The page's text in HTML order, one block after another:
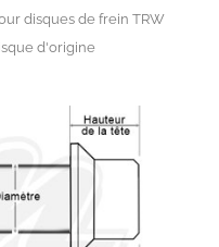
disques de frein TRW
d'origine